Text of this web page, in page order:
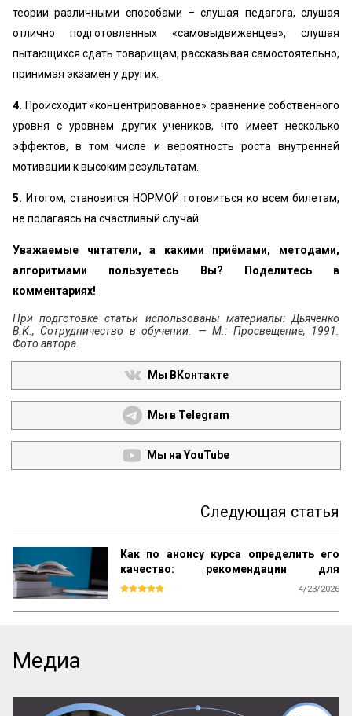
теории различными способами – слушая педагога, слушая
отлично подготовленных «самовыдвиженцев», слушая
пытающихся сдать товарищам, рассказывая самостоятельно,
принимая экзамен у других.
4. Происходит «концентрированное» сравнение собственного
уровня с уровнем других учеников, что имеет несколько
эффектов, в том числе и вероятность роста внутренней
мотивации к высоким результатам.
5. Итогом, становится НОРМОЙ готовиться ко всем билетам,
не полагаясь на счастливый случай.
Уважаемые читатели, а какими приёмами, методами,
алгоритмами пользуетесь Вы? Поделитесь в
комментариях!
При подготовке статьи использованы материалы: Дьяченко
В.К., Сотрудничество в обучении. — М.: Просвещение, 1991.
Фото автора.
Мы ВКонтакте
Мы в Telegram
Мы на YouTube
Следующая статья
Как по анонсу курса определить его
качество: рекомендации для
студентов
4/23/2026
слов и выбирать курсы с практической
пользой.
Медиа